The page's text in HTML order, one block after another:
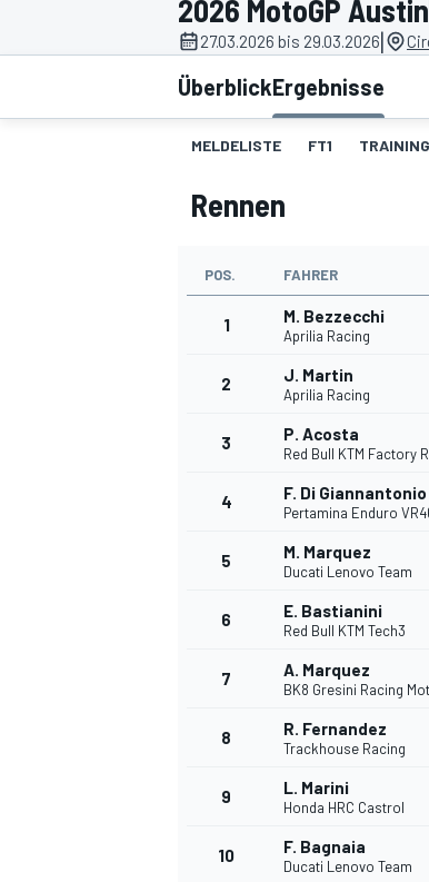
MOTOGP
2026 MotoGP Austin
27.03.2026 bis 29.03.2026|
ÜberblickErgebnisse
MELDELISTE FT1 TRAINING
Rennen
POS. FAHRER
1 M. Bezzecchi
Aprilia Racing
2 J. Martin
Aprilia Racing
3 P. Acosta
Red Bull KTM Factory
4 F. Di Giannantonio
Pertamina Enduro
5 M. Marquez
Ducati Lenovo Team
6 E. Bastianini
Red Bull KTM Tech3
7 A. Marquez
BK8 Gresini Racing
8 R. Fernandez
Trackhouse Racing
9 L. Marini
Honda HRC Castrol
10 F. Bagnaia
Ducati Lenovo Team